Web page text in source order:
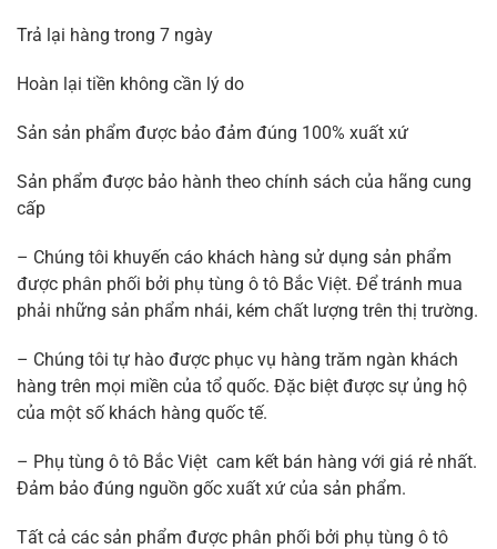
Trả lại hàng trong 7 ngày
Hoàn lại tiền không cần lý do
Sản sản phẩm được bảo đảm đúng 100% xuất xứ
Sản phẩm được bảo hành theo chính sách của hãng cung
cấp
– Chúng tôi khuyến cáo khách hàng sử dụng sản phẩm
được phân phối bởi phụ tùng ô tô Bắc Việt. Để tránh mua
phải những sản phẩm nhái, kém chất lượng trên thị trường.
– Chúng tôi tự hào được phục vụ hàng trăm ngàn khách
hàng trên mọi miền của tổ quốc. Đặc biệt được sự ủng hộ
của một số khách hàng quốc tế.
– Phụ tùng ô tô Bắc Việt cam kết bán hàng với giá rẻ nhất.
Đảm bảo đúng nguồn gốc xuất xứ của sản phẩm.
Tất cả các sản phẩm được phân phối bởi phụ tùng ô tô